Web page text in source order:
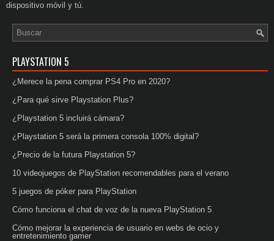
dispositivo móvil y tú.
PLAYSTATION 5
¿Merece la pena comprar PS4 Pro en 2020?
¿Para qué sirve Playstation Plus?
¿Playstation 5 incluirá cámara?
¿Playstation 5 será la primera consola 100% digital?
¿Precio de la futura Playstation 5?
10 videojuegos de PlayStation recomendables para el verano
5 juegos de póker para PlayStation
Cómo funciona el chat de voz de la nueva PlayStation 5
Cómo mejorar la experiencia de usuario en webs de ocio y
entretenimiento gamer